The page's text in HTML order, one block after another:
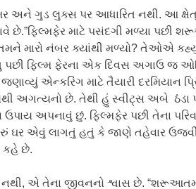
અને ગુડ લુક્સ પર આધારિત નથી. આ
માટે પસંદગી મળ્યા પછી
તમને મારો નંબર ક્યાંથી મળ્યો? તેઓએ
પછી ફિલ્મ ફેરના એક દિવસ અગાઉ જ
એન્કરિંગ માટે તૈયારી દરમિયાન
અગત્યનો છે. તેથી હું સ્વીટ્સ અબે
અપનાવું છું. ફિલ્મફેર પછી તેના
ઘર એવું લાગતું હતું કે જાણે તહેવાર ઉજવી
કહે છે.
એ તેના જીવનનો શ્વાસ છે.